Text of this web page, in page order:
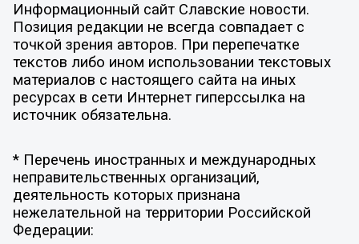
Информационный сайт Славские новости.
Позиция редакции не всегда совпадает с
точкой зрения авторов. При перепечатке
текстов либо ином использовании текстовых
материалов с настоящего сайта на иных
ресурсах в сети Интернет гиперссылка на
источник обязательна.
* Перечень иностранных и международных
неправительственных организаций,
деятельность которых признана
нежелательной на территории Российской
Федерации: